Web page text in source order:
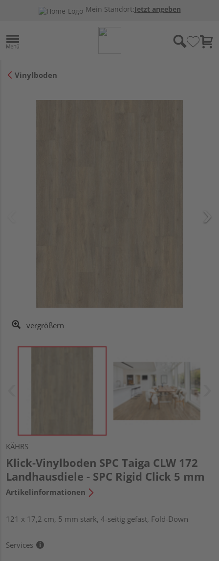
Mein Standort:Jetzt angeben
Vinylboden
vergrößern
KÄHRS
Klick-Vinylboden SPC Taiga CLW 172
Landhausdiele - SPC Rigid Click 5 mm
Artikelinformationen
121 x 17,2 cm, 5 mm stark, 4-seitig gefast, Fold-Down
Services